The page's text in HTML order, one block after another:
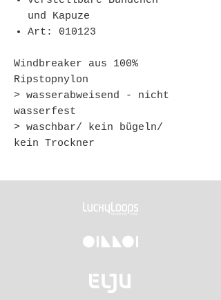
und Kapuze
Art: 010123
Windbreaker aus 100%
Ripstopnylon
> wasserabweisend - nicht
wasserfest
> waschbar/ kein bügeln/
kein Trockner